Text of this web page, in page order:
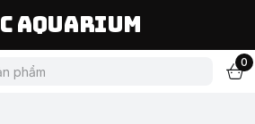
Aquarium
0